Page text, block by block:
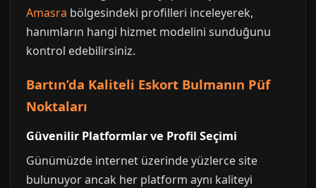
Amasra bölgesindeki profilleri inceleyerek,
hanımların hangi hizmet modelini sunduğunu
kontrol edebilirsiniz.
Bartın’da Kaliteli Eskort Bulmanın Püf
Noktaları
Güvenilir Platformlar ve Profil Seçimi
Günümüzde internet üzerinde yüzlerce site
bulunuyor ancak her platform aynı kaliteyi